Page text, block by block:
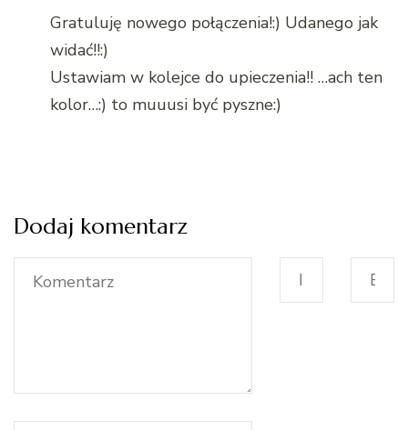
Gratuluję nowego połączenia!:) Udanego jak
widać!!:)
Ustawiam w kolejce do upieczenia!! …ach ten
kolor…:) to muuusi być pyszne:)
Dodaj komentarz